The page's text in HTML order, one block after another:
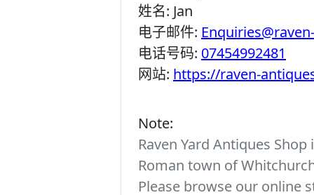
姓名: Jan
电子邮件:
电话号码: 07454992481
网站: https://raven-
Note:
Raven Yard Antiques
Roman town of
Please browse our online